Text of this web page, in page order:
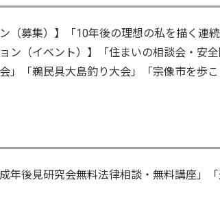
（募集）】「10年後の理想の私を描く連
ン（イベント）】「住まいの相談会・安
」「鵜民具大島釣り大会」「宗像市を歩
年後見研究会無料法律相談・無料講座」